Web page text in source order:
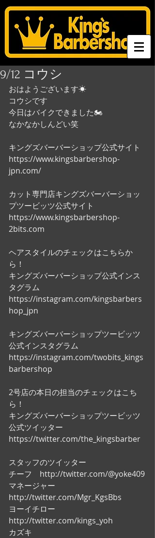
9/12 コウシ
おはようございます☀
コウシです
今日はバイクできました🏍
なかなかしんどい笑
キングズバーバーショップ公式サイト
https://www.kingsbarbershop-
jpn.com/
カット専門店キングズバーバーショッ
プツービッツ公式サイト
https://www.kingsbarbershop-
2bits.com
ヘアスタイルのチェックはこちらか
ら！
キングズバーバーショップ公式インス
タグラム
https://instagram.com/kingsbarbers
hop_jpn
キングズバーバーショップツービッツ
公式インスタグラム
https://instagram.com/twobits_kings
barbershop
2号店の本日の担当のチェックはこち
ら！
キングズバーバーショップツービッツ
公式ツイッター
https://twitter.com/the_kingsbarber
スタッフのツイッター
チーフ　http://twitter.com/@yoke409
マネージャー
http://twitter.com/Mgr_KgsBbs
ヨーイチロー
http://twitter.com/kings_yoh
カズキ